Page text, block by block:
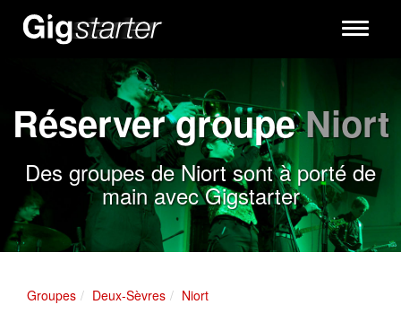
Toggle
Réserver groupeNiort
Des groupes de Niort sont à porté de
main avec Gigstarter
Groupes Deux-Sèvres Niort